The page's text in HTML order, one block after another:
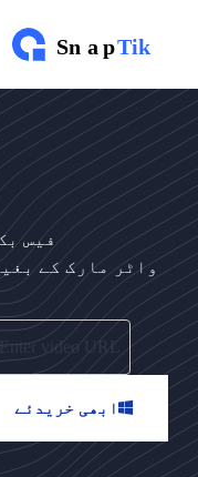
فیس
واٹر مارک کے
ابھی خریدئے